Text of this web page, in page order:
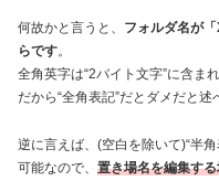
何故かと言うと、 フォルダ名が
らです。
全角英字は“2バイト文字”に含ま
だから“全角表記”だとダメだと述
逆に言えば、(空白を除いて)“半
可能なので、 置き場名を編集す